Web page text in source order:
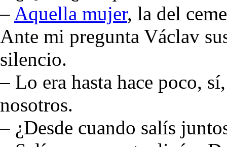
– Aquella mujer, la del
Ante mi pregunta Václav
silencio.
– Lo era hasta hace poco,
nosotros.
– ¿Desde cuando salís